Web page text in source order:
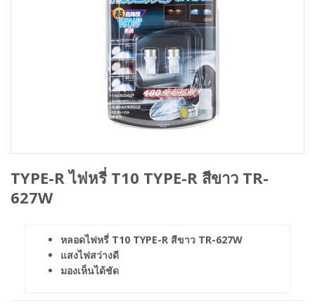
TYPE-R ไฟหรี่ T10 TYPE-R สีขาว TR-
627W
หลอดไฟหรี่ T10 TYPE-R สีขาว TR-627W
แสงไฟสว่างดี
มองเห็นได้ชัด